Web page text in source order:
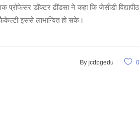
प्रोफेसर डॉक्टर ढींडसा ने कहा कि जेसीडी विद्यापीठ
इससे लाभान्वित हो सके।
By jcdpgedu 0